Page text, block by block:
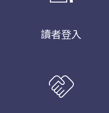
讀者登入
handshake